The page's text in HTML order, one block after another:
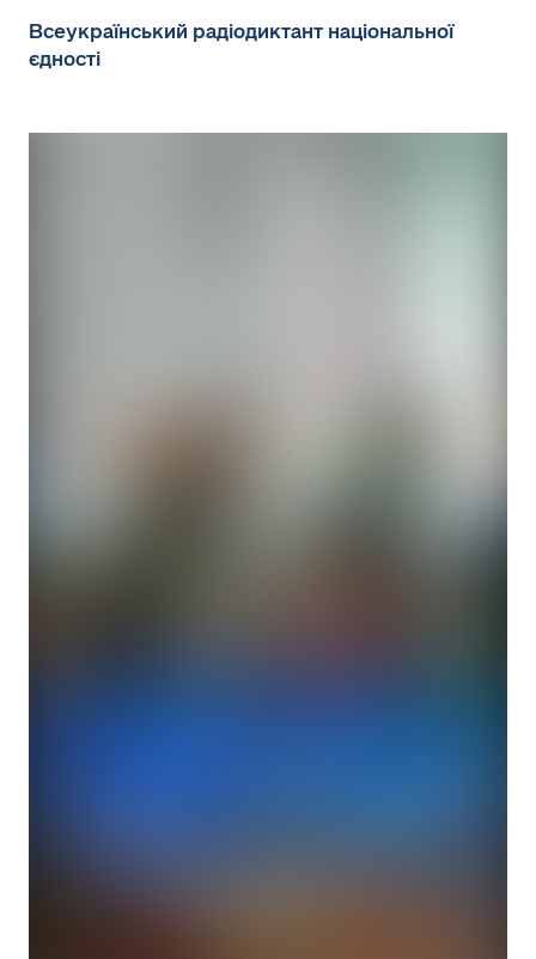
Всеукраїнський радіодиктант національної
єдності